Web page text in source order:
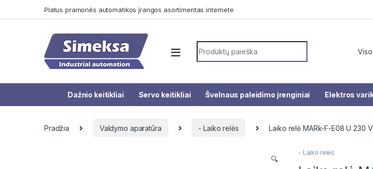
Platus pramonės automatikos įrangos asortimentas internete
Search for:
Dažnio keitikliai Servo keitikliai Švelnaus paleidimo įrenginiai Elektros
Pradžia Valdymo aparatūra - Laiko relės Laiko relė MARk-F-E08 U 230
🔍
- Laiko relės